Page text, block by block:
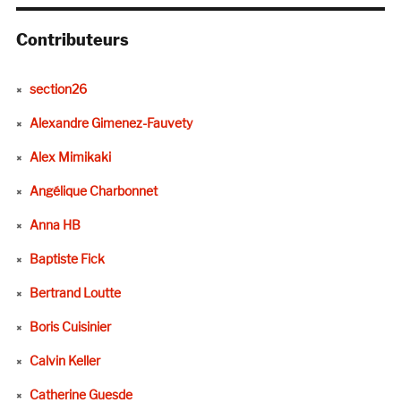
Contributeurs
section26
Alexandre Gimenez-Fauvety
Alex Mimikaki
Angélique Charbonnet
Anna HB
Baptiste Fick
Bertrand Loutte
Boris Cuisinier
Calvin Keller
Catherine Guesde